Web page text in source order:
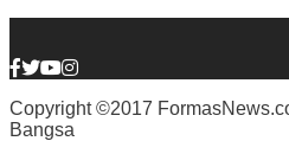
Copyright ©2017
Bangsa